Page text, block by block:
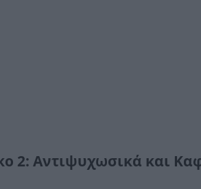
2: Αντιψυχωσικά και